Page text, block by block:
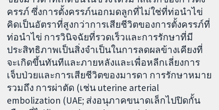
ครรภ์ ซึ่งการตั้งครรภ์นอกมดลูกที่ไม่ใช่ที่ท่อนำไข่
คิดเป็นอัตราที่สูงกว่าการเสียชีวิตของการตั้งครรภ์ที่
ท่อนำไข่ การวินิจฉัยที่รวดเร็วและการรักษาที่มี
ประสิทธิภาพเป็นสิ่งจำเป็นในการลดผลข้างเคียงที่
จะเกิดขึ้นทันทีและภายหลังและเพื่อหลีกเลี่ยงการ
เจ็บป่วยและการเสียชีวิตของมารดา การรักษาหมาย
รวมถึง การผ่าตัด (เช่น uterine arterial
embolization (UAE; ส่งอนุภาคขนาดเล็กไปปิดกั้น